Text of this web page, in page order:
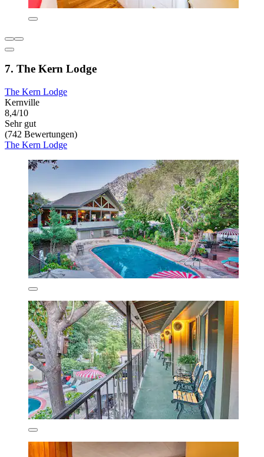
7. The Kern Lodge
The Kern Lodge
Kernville
8,4/10
Sehr gut
(742 Bewertungen)
The Kern Lodge